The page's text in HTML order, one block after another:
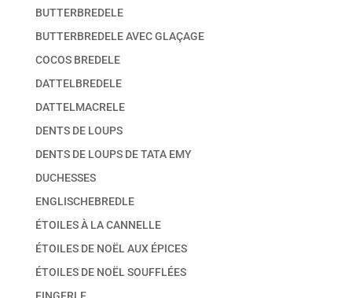
BUTTERBREDELE
BUTTERBREDELE AVEC GLAÇAGE
COCOS BREDELE
DATTELBREDELE
DATTELMACRELE
DENTS DE LOUPS
DENTS DE LOUPS DE TATA EMY
DUCHESSES
ENGLISCHEBREDLE
ÉTOILES À LA CANNELLE
ÉTOILES DE NOËL AUX ÉPICES
ÉTOILES DE NOËL SOUFFLÉES